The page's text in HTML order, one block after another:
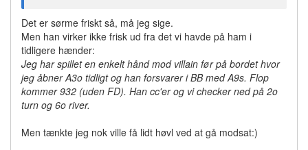
Det er sørme friskt så, må jeg sige.
Men han virker ikke frisk ud fra det vi havde på ham i
tidligere hænder:
Jeg har spillet en enkelt hånd mod villain før på bordet hvor
jeg åbner A3o tidligt og han forsvarer i BB med A9s. Flop
kommer 932 (uden FD). Han cc'er og vi checker ned på 2o
turn og 6o river.
Men tænkte jeg nok ville få lidt høvl ved at gå modsat:)